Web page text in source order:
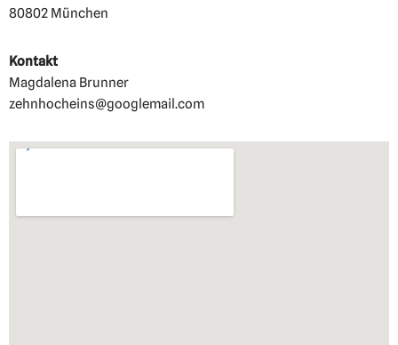
80802 München
Kontakt
Magdalena Brunner
zehnhocheins@googlemail.com